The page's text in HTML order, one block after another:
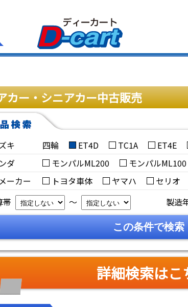
カー・シニアカー中古販売
キ 四輪 ET4D TC1A ET4E
ダ
モンパルML200
モンパルML100
ーカー
トヨタ車体 ヤマハ セリオ
帯
～ 製造
詳細検索はこ